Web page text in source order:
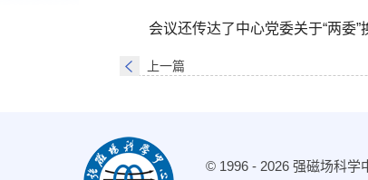
会议还传达了中心党委关于“两委
上一篇
© 1996 - 2026 强磁场科